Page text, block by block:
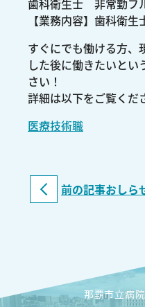
歯科衛生士 非常勤フ
【業務内容】歯科衛
すぐにでも働ける方、
した後に働きたいと
さい！
詳細は以下をご覧くだ
医療技術職
前の記事おしら
那覇市立病